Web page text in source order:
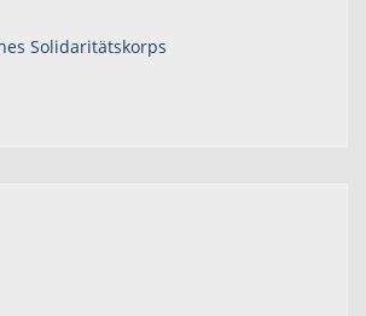
Solidaritätskorps